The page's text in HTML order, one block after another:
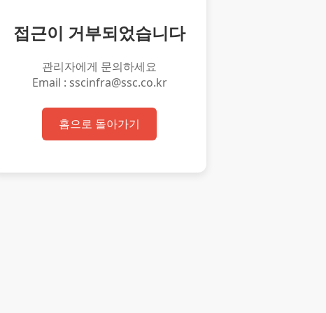
접근이 거부되었습니다
관리자에게 문의하세요
Email : sscinfra@ssc.co.kr
홈으로 돌아가기